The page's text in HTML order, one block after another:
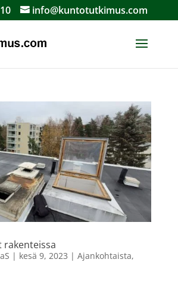
info@kuntotutkimus.com
rakenteissa
| kesä 9, 2023 | Ajankohtaista,